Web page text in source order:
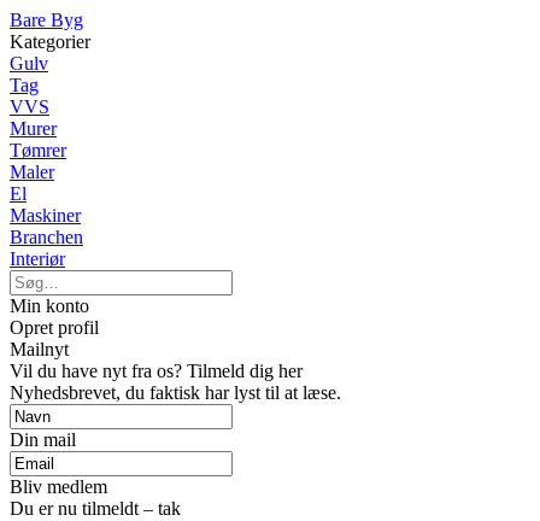
Bare Byg
Kategorier
Gulv
Tag
VVS
Murer
Tømrer
Maler
El
Maskiner
Branchen
Interiør
Min konto
Opret profil
Mailnyt
Vil du have nyt fra os? Tilmeld dig her
Nyhedsbrevet, du faktisk har lyst til at læse.
Din mail
Bliv medlem
Du er nu tilmeldt – tak